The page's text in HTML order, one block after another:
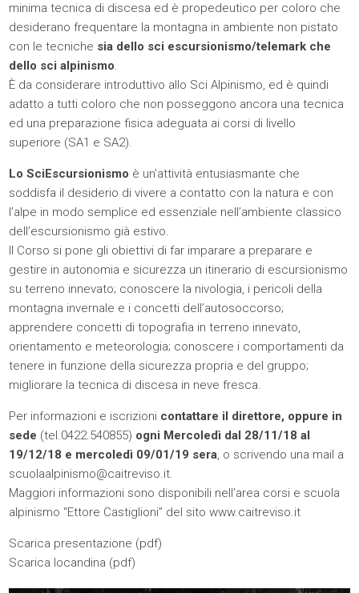
minima tecnica di discesa ed è propedeutico per coloro che
desiderano frequentare la montagna in ambiente non pistato
con le tecniche sia dello sci escursionismo/telemark che
dello sci alpinismo.
È da considerare introduttivo allo Sci Alpinismo, ed è quindi
adatto a tutti coloro che non posseggono ancora una tecnica
ed una preparazione fisica adeguata ai corsi di livello
superiore (SA1 e SA2).
Lo SciEscursionismo è un’attività entusiasmante che
soddisfa il desiderio di vivere a contatto con la natura e con
l’alpe in modo semplice ed essenziale nell’ambiente classico
dell’escursionismo già estivo.
Il Corso si pone gli obiettivi di far imparare a preparare e
gestire in autonomia e sicurezza un itinerario di escursionismo
su terreno innevato; conoscere la nivologia, i pericoli della
montagna invernale e i concetti dell’autosoccorso;
apprendere concetti di topografia in terreno innevato,
orientamento e meteorologia; conoscere i comportamenti da
tenere in funzione della sicurezza propria e del gruppo;
migliorare la tecnica di discesa in neve fresca.
Per informazioni e iscrizioni contattare il direttore, oppure in
sede (tel.0422.540855) ogni Mercoledì dal 28/11/18 al
19/12/18 e mercoledì 09/01/19 sera, o scrivendo una mail a
scuolaalpinismo@caitreviso.it.
Maggiori informazioni sono disponibili nell’area corsi e scuola
alpinismo “Ettore Castiglioni” del sito www.caitreviso.it
Scarica presentazione (pdf)
Scarica locandina (pdf)